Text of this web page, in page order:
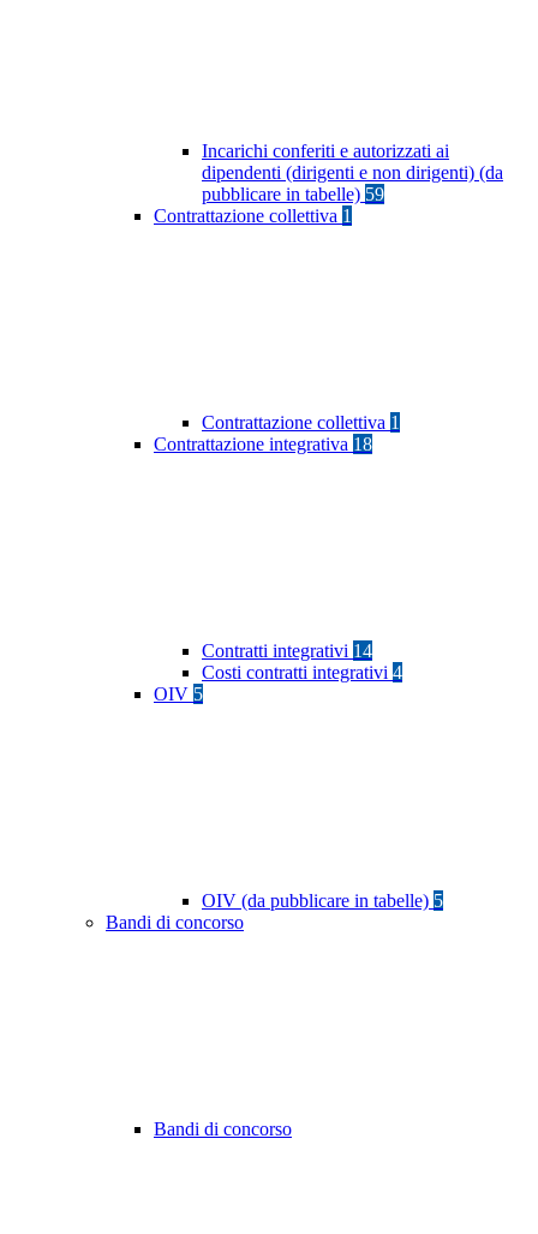
Incarichi conferiti e autorizzati ai
dipendenti (dirigenti e non dirigenti) (da
pubblicare in tabelle) 59
Contrattazione collettiva 1
Contrattazione collettiva 1
Contrattazione integrativa 18
Contratti integrativi 14
Costi contratti integrativi 4
OIV 5
OIV (da pubblicare in tabelle) 5
Bandi di concorso
Bandi di concorso